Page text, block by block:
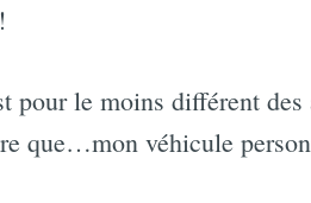
pour le moins différent
que…mon véhicule